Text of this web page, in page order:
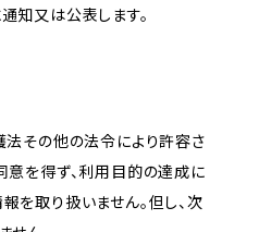
知又は公表します。
法その他の法令により許容さ
意を得ず、利用目的の達成に
を取り扱いません。但し、次